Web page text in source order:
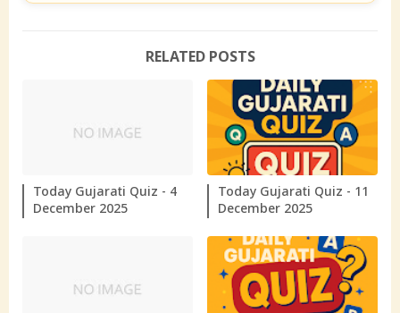
RELATED POSTS
Today Gujarati Quiz - 4
December 2025
Today Gujarati Quiz - 11
December 2025